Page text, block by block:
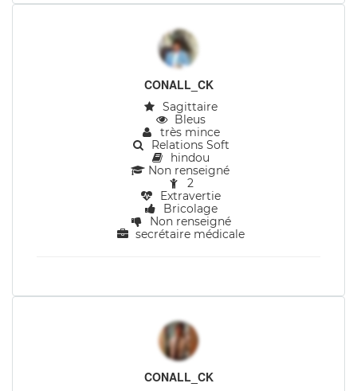
CONALL_CK
Sagittaire
Bleus
très mince
Relations Soft
hindou
Non renseigné
2
Extravertie
Bricolage
Non renseigné
secrétaire médicale
CONALL_CK